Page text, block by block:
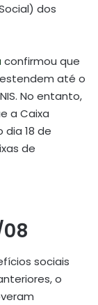
dos
confirmou que
até o
No entanto,
a Caixa
18 de
de
sociais
o